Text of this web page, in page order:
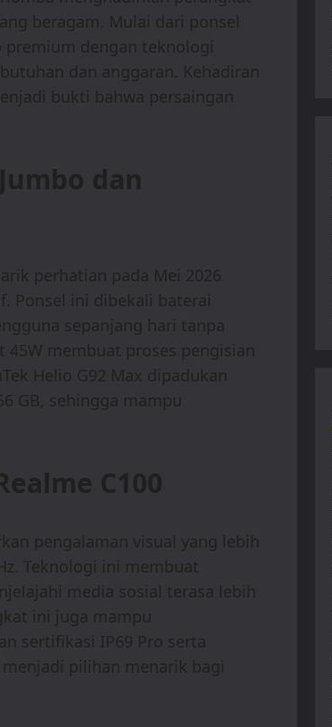
beragam. Mulai dari ponsel
dengan teknologi
dan anggaran. Kehadiran
bukti bahwa persaingan
dan
perhatian pada Mei 2026
Ponsel ini dibekali baterai
sepanjang hari tanpa
membuat proses pengisian
Helio G92 Max dipadukan
GB, sehingga mampu
C100
pengalaman visual yang lebih
Teknologi ini membuat
media sosial terasa lebih
ini juga mampu
sertifikasi IP69 Pro serta
pilihan menarik bagi